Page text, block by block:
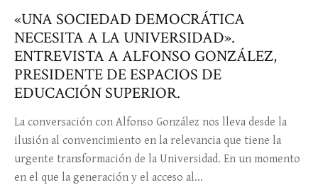
«UNA SOCIEDAD DEMOCRÁTICA
NECESITA A LA UNIVERSIDAD».
ENTREVISTA A ALFONSO GONZÁLEZ,
PRESIDENTE DE ESPACIOS DE
EDUCACIÓN SUPERIOR.
La conversación con Alfonso González nos lleva desde la
ilusión al convencimiento en la relevancia que tiene la
urgente transformación de la Universidad. En un momento
en el que la generación y el acceso al...